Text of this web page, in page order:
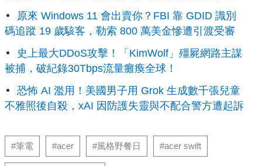
原來 Windows 11 會出賣你？FBI 靠 GDID 識別
碼追蹤 19 歲駭客，勒索 800 萬美金慘遭引渡受審
史上最大DDoS攻擊！「KimWolf」殭屍網路主謀
被捕，破紀錄30Tbps流量癱瘓全球！
恐怖 AI 濫用！美國男子用 Grok 生成數千張兒童
不雅照後自殺，xAI 因防護失靈與不配合警方遭起訴
#筆電 #acer #風格野餐日 #acer swift